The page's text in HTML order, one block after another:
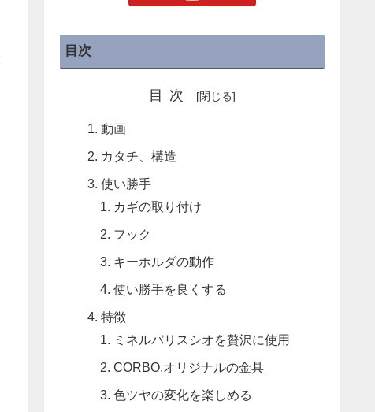
目次
目次
動画
カタチ、構造
使い勝手
カギの取り付け
フック
キーホルダの動作
使い勝手を良くする
特徴
ミネルバリスシオを贅沢に使用
CORBO.オリジナルの金具
色ツヤの変化を楽しめる